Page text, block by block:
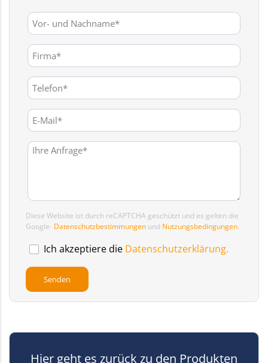
Diese Website ist durch reCAPTCHA geschützt und es gelten die
Google- Datenschutzbestimmungen und Nutzungsbedingungen.
Ich akzeptiere die Datenschutzerklärung.
Hier geht es zurück zu den Produkten